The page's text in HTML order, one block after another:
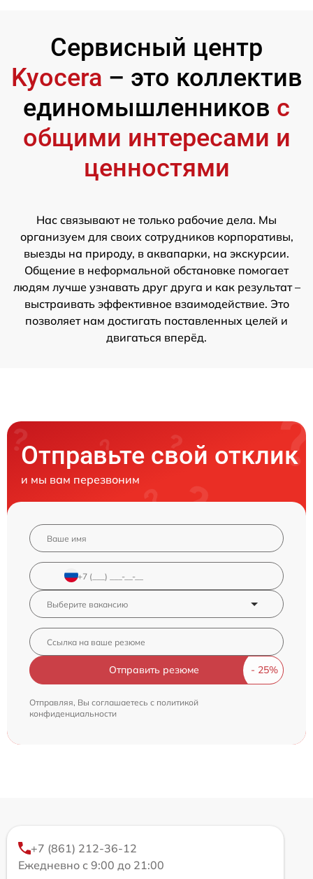
Сервисный центр
Kyocera – это коллектив
единомышленников с
общими интересами и
ценностями
Нас связывают не только рабочие дела. Мы
организуем для своих сотрудников корпоративы,
выезды на природу, в аквапарки, на экскурсии.
Общение в неформальной обстановке помогает
людям лучше узнавать друг друга и как результат –
выстраивать эффективное взаимодействие. Это
позволяет нам достигать поставленных целей и
двигаться вперёд.
Отправьте свой отклик
и мы вам перезвоним
Отправить резюме
Отправляя, Вы соглашаетесь с политикой
конфиденциальности
+7 (861) 212-36-12
Ежедневно с 9:00 до 21:00